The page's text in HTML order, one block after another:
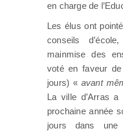
en charge de
Les élus ont
conseils
mainmise des
voté en faveur
jours) « avant
La ville d’Arras a
prochaine année
jours dans une